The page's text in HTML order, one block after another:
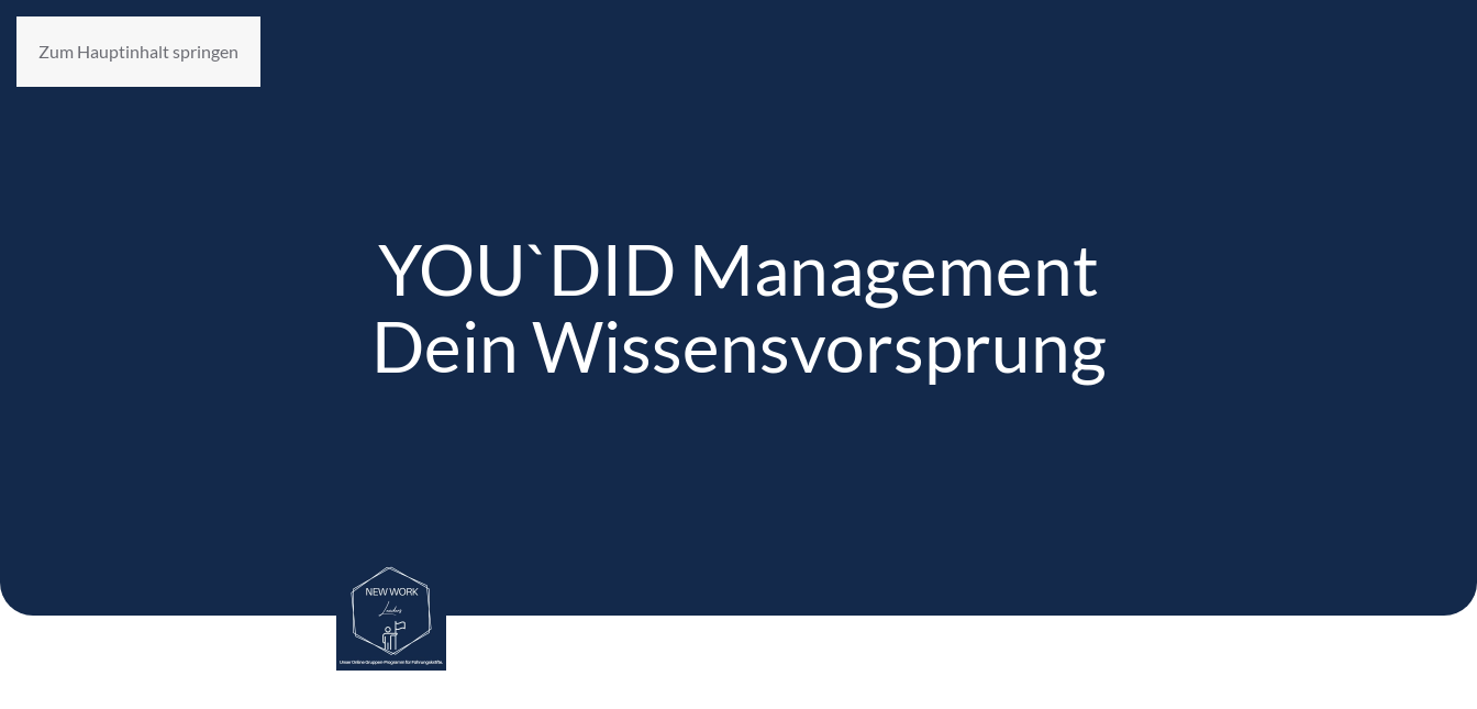
Zum Hauptinhalt springen
YOU`DID Management
Dein Wissensvorsprung